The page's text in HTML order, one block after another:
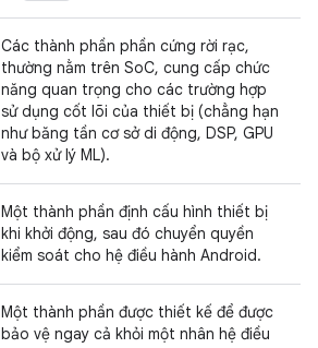
Các thành phần phần cứng rời rạc,
thường nằm trên SoC, cung cấp chức
năng quan trọng cho các trường hợp
sử dụng cốt lõi của thiết bị (chẳng hạn
như băng tần cơ sở di động, DSP, GPU
và bộ xử lý ML).
Một thành phần định cấu hình thiết bị
khi khởi động, sau đó chuyển quyền
kiểm soát cho hệ điều hành Android.
Một thành phần được thiết kế để được
bảo vệ ngay cả khỏi một nhân hệ điều